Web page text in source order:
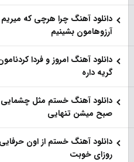
دانلود آهنگ چرا هرچی که میریم
آرزوهامون بشینیم
دانلود آهنگ امروز و فردا
گریه داره
دانلود آهنگ خستم مثل
صبح میشن تنهایی
دانلود آهنگ خستم از اون
روزای خوبت